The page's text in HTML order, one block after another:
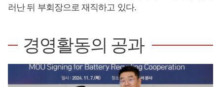
러난 뒤 부회장으로 재직하고 있다.
경영활동의 공과